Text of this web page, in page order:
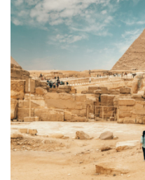
kaarti
või
otsi
vaatamisväärsusi!